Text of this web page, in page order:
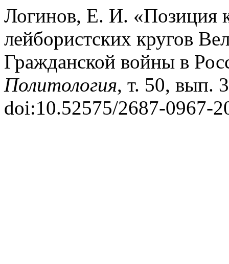
Логинов, Е. И. «Позиция
лейбористских кругов
Гражданской войны в
Политология, т. 50, вып.
doi:10.52575/2687-0967-